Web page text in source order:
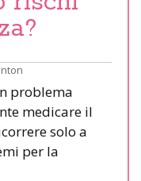
problema
medicare il
solo a
per la